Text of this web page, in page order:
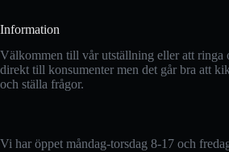
Information
Välkommen till vår utställning eller att ringa
direkt till konsumenter men det går bra att
och ställa frågor.
Vi har öppet måndag-torsdag 8-17 och